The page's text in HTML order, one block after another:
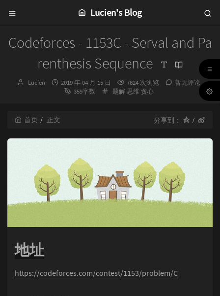
Lucien's Blog
Codeforces - 1153C - Serval and Pa
renthesis Sequence
博
Lucien
发
布
2019 年 04 月 15 日 7824 次浏览
暂无评论
359字数
分
题解 思维 贪心
首页 正文 分享到：
地址
https://codeforces.com/contest/1153/problem/C